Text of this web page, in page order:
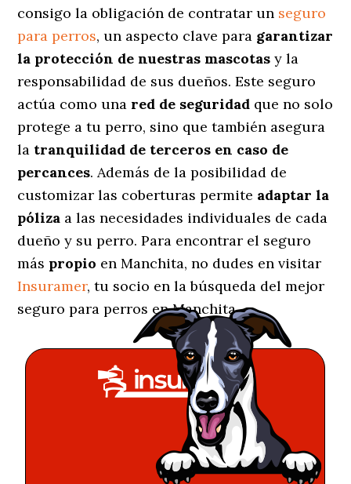
consigo la obligación de contratar un seguro
para perros, un aspecto clave para garantizar
la protección de nuestras mascotas y la
responsabilidad de sus dueños. Este seguro
actúa como una red de seguridad que no solo
protege a tu perro, sino que también asegura
la tranquilidad de terceros en caso de
percances. Además de la posibilidad de
customizar las coberturas permite adaptar la
póliza a las necesidades individuales de cada
dueño y su perro. Para encontrar el seguro
más propio en Manchita, no dudes en visitar
Insuramer, tu socio en la búsqueda del mejor
seguro para perros en Manchita.